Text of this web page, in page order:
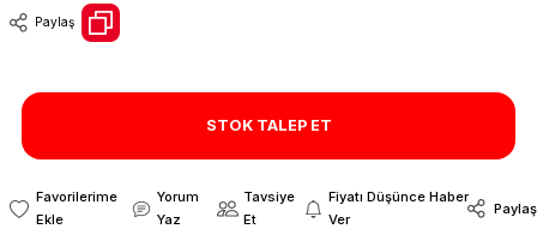
Paylaş
STOK TALEP ET
Yorum
Yaz
Tavsiye
Et
Fiyatı Düşünce Haber
Ver
Paylaş